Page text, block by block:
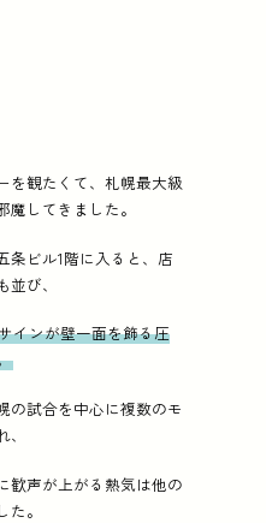
を観たくて、札幌最大級
してきました。
条ビル1階に入ると、店
び、
インが壁一面を飾る圧
の試合を中心に複数のモ
歓声が上がる熱気は他の
。